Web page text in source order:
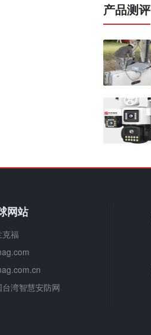
产品测评
网站
福
台湾智慧安防网